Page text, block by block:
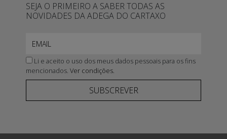
SEJA O PRIMEIRO A SABER TODAS AS
NOVIDADES DA ADEGA DO CARTAXO
Li e aceito o uso dos meus dados pessoais para os fins
mencionados. Ver condições.
SUBSCREVER